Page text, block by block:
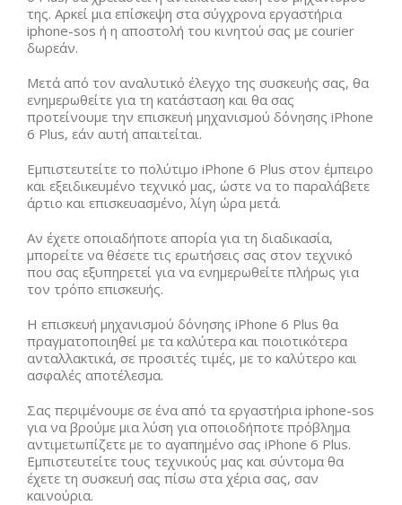
της. Αρκεί μια επίσκεψη στα σύγχρονα εργαστήρια
iphone-sos ή η αποστολή του κινητού σας με courier
δωρεάν.
Μετά από τον αναλυτικό έλεγχο της συσκευής σας, θα
ενημερωθείτε για τη κατάσταση και θα σας
προτείνουμε την επισκευή μηχανισμού δόνησης iPhone
6 Plus, εάν αυτή απαιτείται.
Εμπιστευτείτε το πολύτιμο iPhone 6 Plus στον έμπειρο
και εξειδικευμένο τεχνικό μας, ώστε να το παραλάβετε
άρτιο και επισκευασμένο, λίγη ώρα μετά.
Αν έχετε οποιαδήποτε απορία για τη διαδικασία,
μπορείτε να θέσετε τις ερωτήσεις σας στον τεχνικό
που σας εξυπηρετεί για να ενημερωθείτε πλήρως για
τον τρόπο επισκευής.
Η επισκευή μηχανισμού δόνησης iPhone 6 Plus θα
πραγματοποιηθεί με τα καλύτερα και ποιοτικότερα
ανταλλακτικά, σε προσιτές τιμές, με το καλύτερο και
ασφαλές αποτέλεσμα.
Σας περιμένουμε σε ένα από τα εργαστήρια iphone-sos
για να βρούμε μια λύση για οποιοδήποτε πρόβλημα
αντιμετωπίζετε με το αγαπημένο σας iPhone 6 Plus.
Εμπιστευτείτε τους τεχνικούς μας και σύντομα θα
έχετε τη συσκευή σας πίσω στα χέρια σας, σαν
καινούρια.